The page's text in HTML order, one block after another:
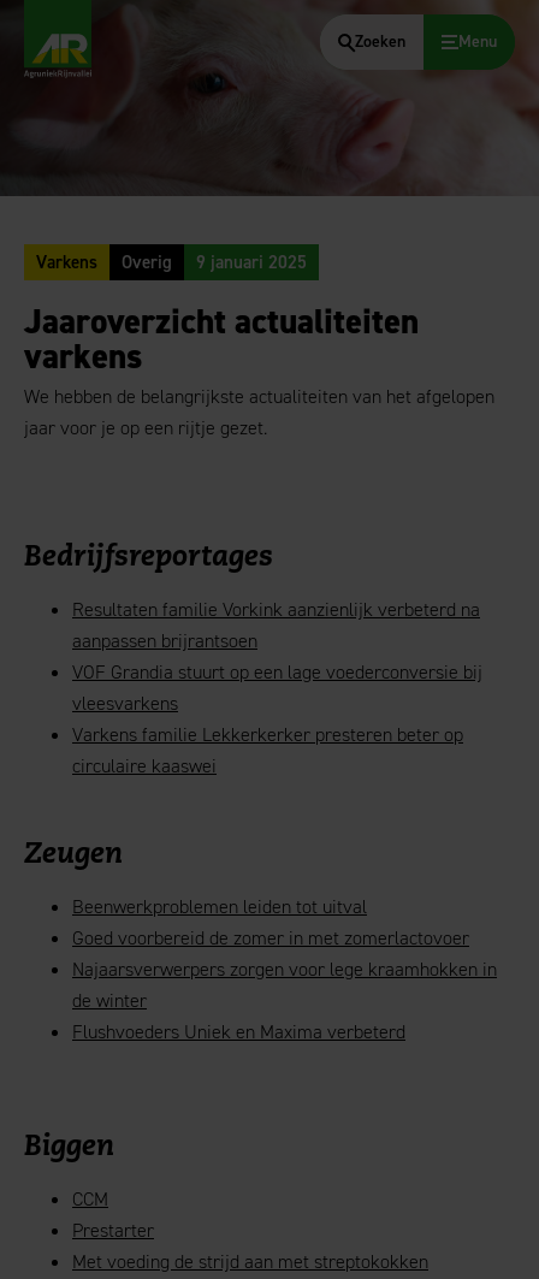
Zoeken Menu
Varkens Overig 9 januari 2025
Jaaroverzicht actualiteiten
varkens
We hebben de belangrijkste actualiteiten van het afgelopen
jaar voor je op een rijtje gezet.
Bedrijfsreportages
Resultaten familie Vorkink aanzienlijk verbeterd na
aanpassen brijrantsoen
VOF Grandia stuurt op een lage voederconversie bij
vleesvarkens
Varkens familie Lekkerkerker presteren beter op
circulaire kaaswei
Zeugen
Beenwerkproblemen leiden tot uitval
Goed voorbereid de zomer in met zomerlactovoer
Najaarsverwerpers zorgen voor lege kraamhokken in
de winter
Flushvoeders Uniek en Maxima verbeterd
Biggen
CCM
Prestarter
Met voeding de strijd aan met streptokokken